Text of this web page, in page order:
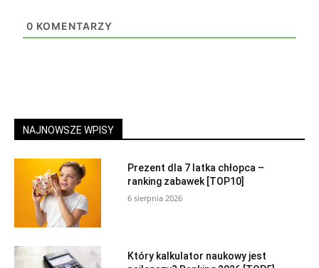
0 KOMENTARZY
NAJNOWSZE WPISY
Prezent dla 7 latka chłopca –
ranking zabawek [TOP10]
6 sierpnia 2026
Który kalkulator naukowy jest